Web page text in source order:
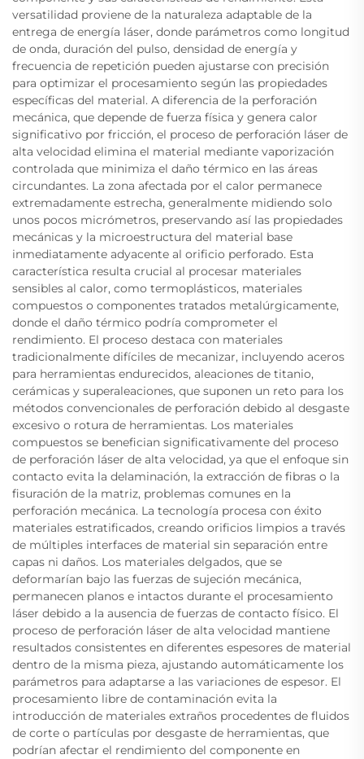
versatilidad proviene de la naturaleza adaptable de la
entrega de energía láser, donde parámetros como longitud
de onda, duración del pulso, densidad de energía y
frecuencia de repetición pueden ajustarse con precisión
para optimizar el procesamiento según las propiedades
específicas del material. A diferencia de la perforación
mecánica, que depende de fuerza física y genera calor
significativo por fricción, el proceso de perforación láser de
alta velocidad elimina el material mediante vaporización
controlada que minimiza el daño térmico en las áreas
circundantes. La zona afectada por el calor permanece
extremadamente estrecha, generalmente midiendo solo
unos pocos micrómetros, preservando así las propiedades
mecánicas y la microestructura del material base
inmediatamente adyacente al orificio perforado. Esta
característica resulta crucial al procesar materiales
sensibles al calor, como termoplásticos, materiales
compuestos o componentes tratados metalúrgicamente,
donde el daño térmico podría comprometer el
rendimiento. El proceso destaca con materiales
tradicionalmente difíciles de mecanizar, incluyendo aceros
para herramientas endurecidos, aleaciones de titanio,
cerámicas y superaleaciones, que suponen un reto para los
métodos convencionales de perforación debido al desgaste
excesivo o rotura de herramientas. Los materiales
compuestos se benefician significativamente del proceso
de perforación láser de alta velocidad, ya que el enfoque sin
contacto evita la delaminación, la extracción de fibras o la
fisuración de la matriz, problemas comunes en la
perforación mecánica. La tecnología procesa con éxito
materiales estratificados, creando orificios limpios a través
de múltiples interfaces de material sin separación entre
capas ni daños. Los materiales delgados, que se
deformarían bajo las fuerzas de sujeción mecánica,
permanecen planos e intactos durante el procesamiento
láser debido a la ausencia de fuerzas de contacto físico. El
proceso de perforación láser de alta velocidad mantiene
resultados consistentes en diferentes espesores de material
dentro de la misma pieza, ajustando automáticamente los
parámetros para adaptarse a las variaciones de espesor. El
procesamiento libre de contaminación evita la
introducción de materiales extraños procedentes de fluidos
de corte o partículas por desgaste de herramientas, que
podrían afectar el rendimiento del componente en